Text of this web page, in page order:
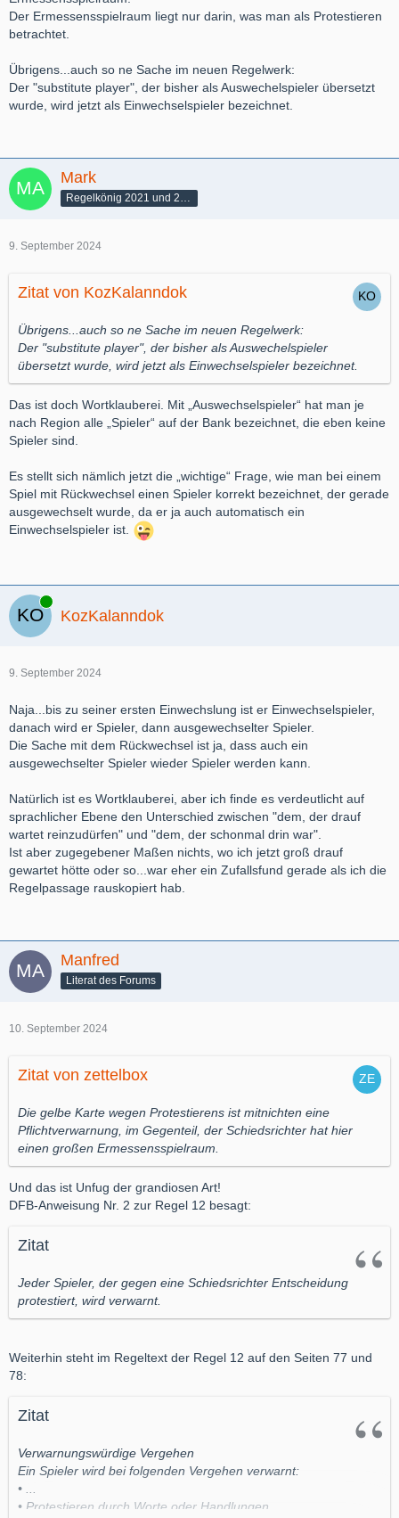
Der Ermessensspielraum liegt nur darin, was man als Protestieren
betrachtet.
Übrigens...auch so ne Sache im neuen Regelwerk:
Der "substitute player", der bisher als Auswechelspieler übersetzt
wurde, wird jetzt als Einwechselspieler bezeichnet.
Mark
9. September 2024
Zitat von KozKalanndok
Übrigens...auch so ne Sache im neuen Regelwerk:
Der "substitute player", der bisher als Auswechelspieler
übersetzt wurde, wird jetzt als Einwechselspieler bezeichnet.
Das ist doch Wortklauberei. Mit „Auswechselspieler“ hat man je
nach Region alle „Spieler“ auf der Bank bezeichnet, die eben keine
Spieler sind.
Es stellt sich nämlich jetzt die „wichtige“ Frage, wie man bei einem
Spiel mit Rückwechsel einen Spieler korrekt bezeichnet, der gerade
ausgewechselt wurde, da er ja auch automatisch ein
Einwechselspieler ist.
Online
KozKalanndok
9. September 2024
Naja...bis zu seiner ersten Einwechslung ist er Einwechselspieler,
danach wird er Spieler, dann ausgewechselter Spieler.
Die Sache mit dem Rückwechsel ist ja, dass auch ein
ausgewechselter Spieler wieder Spieler werden kann.
Natürlich ist es Wortklauberei, aber ich finde es verdeutlicht auf
sprachlicher Ebene den Unterschied zwischen "dem, der drauf
wartet reinzudürfen" und "dem, der schonmal drin war".
Ist aber zugegebener Maßen nichts, wo ich jetzt groß drauf
gewartet hötte oder so...war eher ein Zufallsfund gerade als ich die
Regelpassage rauskopiert hab.
Manfred
Literat des Forums
10. September 2024
Zitat von zettelbox
Die gelbe Karte wegen Protestierens ist mitnichten eine
Pflichtverwarnung, im Gegenteil, der Schiedsrichter hat hier
einen großen Ermessensspielraum.
Und das ist Unfug der grandiosen Art!
DFB-Anweisung Nr. 2 zur Regel 12 besagt:
Zitat
Jeder Spieler, der gegen eine Schiedsrichter Entscheidung
protestiert, wird verwarnt.
Weiterhin steht im Regeltext der Regel 12 auf den Seiten 77 und
78:
Zitat
Verwarnungswürdige Vergehen
Ein Spieler wird bei folgenden Vergehen verwarnt:
• ...
• Protestieren durch Worte oder Handlungen